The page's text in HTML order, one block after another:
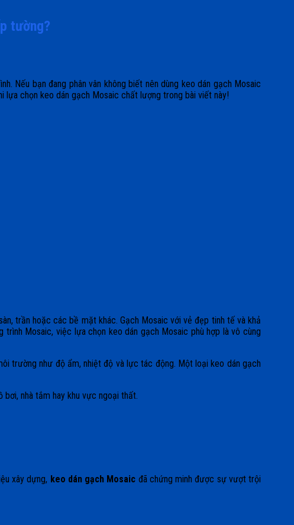
tường?
Nếu bạn đang phân vân không biết nên dùng keo dán gạch Mosaic
chọn keo dán gạch Mosaic chất lượng trong bài viết này!
trần hoặc các bề mặt khác. Gạch Mosaic với vẻ đẹp tinh tế và khả
Mosaic, việc lựa chọn keo dán gạch Mosaic phù hợp là vô cùng
trường như độ ẩm, nhiệt độ và lực tác động. Một loại keo dán gạch
nhà tắm hay khu vực ngoại thất.
xây dựng, keo dán gạch Mosaic đã chứng minh được sự vượt trội